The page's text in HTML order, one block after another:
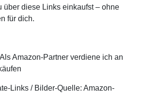
über diese Links einkaufst – ohne
für dich.
Amazon-Partner verdiene ich an
Links / Bilder-Quelle: Amazon-